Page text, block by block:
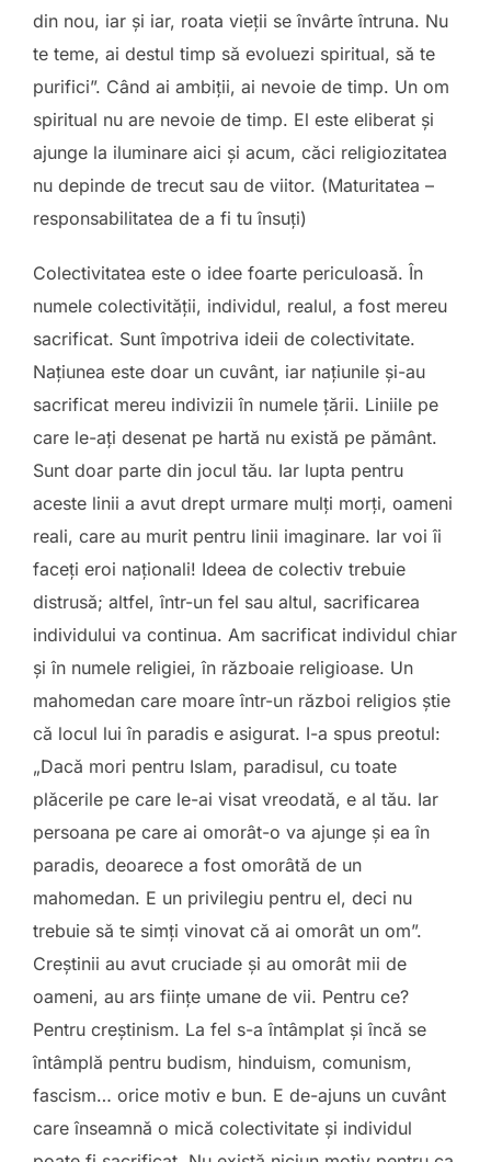
din nou, iar și iar, roata vieții se învârte întruna. Nu
te teme, ai destul timp să evoluezi spiritual, să te
purifici”. Când ai ambiții, ai nevoie de timp. Un om
spiritual nu are nevoie de timp. El este eliberat și
ajunge la iluminare aici și acum, căci religiozitatea
nu depinde de trecut sau de viitor. (Maturitatea –
responsabilitatea de a fi tu însuți)
Colectivitatea este o idee foarte periculoasă. În
numele colectivității, individul, realul, a fost mereu
sacrificat. Sunt împotriva ideii de colectivitate.
Națiunea este doar un cuvânt, iar națiunile și-au
sacrificat mereu indivizii în numele țării. Liniile pe
care le-ați desenat pe hartă nu există pe pământ.
Sunt doar parte din jocul tău. Iar lupta pentru
aceste linii a avut drept urmare mulți morți, oameni
reali, care au murit pentru linii imaginare. Iar voi îi
faceți eroi naționali! Ideea de colectiv trebuie
distrusă; altfel, într-un fel sau altul, sacrificarea
individului va continua. Am sacrificat individul chiar
și în numele religiei, în războaie religioase. Un
mahomedan care moare într-un război religios știe
că locul lui în paradis e asigurat. I-a spus preotul:
„Dacă mori pentru Islam, paradisul, cu toate
plăcerile pe care le-ai visat vreodată, e al tău. Iar
persoana pe care ai omorât-o va ajunge și ea în
paradis, deoarece a fost omorâtă de un
mahomedan. E un privilegiu pentru el, deci nu
trebuie să te simți vinovat că ai omorât un om”.
Creștinii au avut cruciade și au omorât mii de
oameni, au ars ființe umane de vii. Pentru ce?
Pentru creștinism. La fel s-a întâmplat și încă se
întâmplă pentru budism, hinduism, comunism,
fascism… orice motiv e bun. E de-ajuns un cuvânt
care înseamnă o mică colectivitate și individul